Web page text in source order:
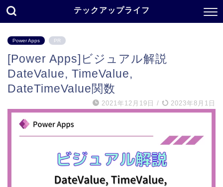
テックアップライフ
Power Apps PR
[Power Apps]ビジュアル解説
DateValue, TimeValue,
DateTimeValue関数
2021年12月19日 / 2023年8月1日